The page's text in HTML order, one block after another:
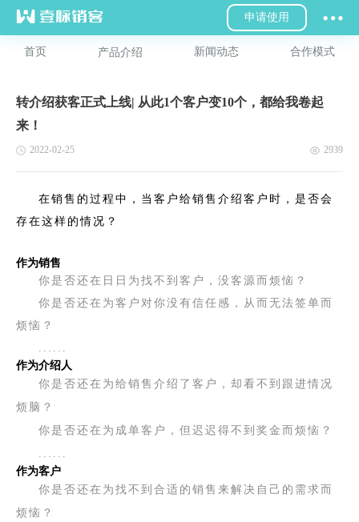
申请使用
首页 产品介绍 新闻动态 合作模式
转介绍获客正式上线| 从此1个客户变10个，都给我卷起
来！
2022-02-25 2939
在销售的过程中，当客户给销售介绍客户时，是否会
存在这样的情况？
作为销售
你是否还在日日为找不到客户，没客源而烦恼？
你是否还在为客户对你没有信任感，从而无法签单而
烦恼？
......
作为介绍人
你是否还在为给销售介绍了客户，却看不到跟进情况
烦脑？
你是否还在为成单客户，但迟迟得不到奖金而烦恼？
......
作为客户
你是否还在为找不到合适的销售来解决自己的需求而
烦恼？